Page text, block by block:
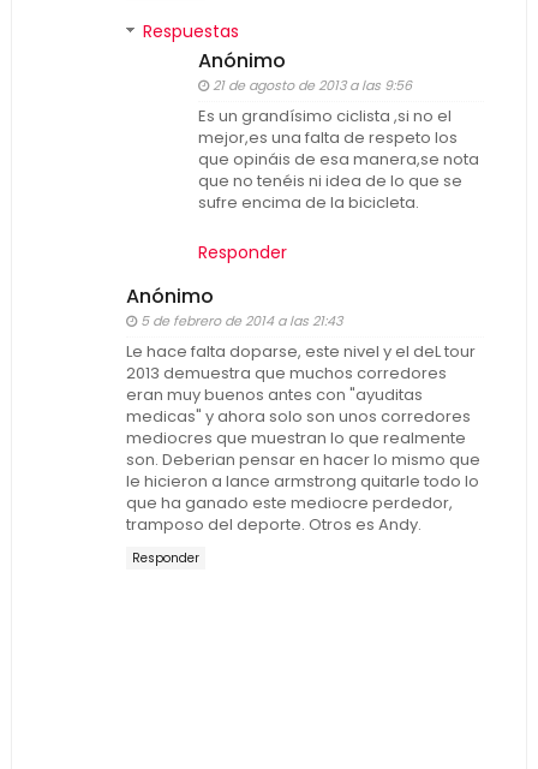
Respuestas
Anónimo
21 de agosto de 2013 a las 9:56
Es un grandísimo ciclista ,si no el
mejor,es una falta de respeto los
que opináis de esa manera,se nota
que no tenéis ni idea de lo que se
sufre encima de la bicicleta.
Responder
Anónimo
5 de febrero de 2014 a las 21:43
Le hace falta doparse, este nivel y el deL tour
2013 demuestra que muchos corredores
eran muy buenos antes con "ayuditas
medicas" y ahora solo son unos corredores
mediocres que muestran lo que realmente
son. Deberian pensar en hacer lo mismo que
le hicieron a lance armstrong quitarle todo lo
que ha ganado este mediocre perdedor,
tramposo del deporte. Otros es Andy.
Responder